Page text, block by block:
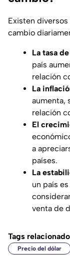
Existen
cambio
La tasa
país
relación
La
aumenta,
relación
El
a
países.
La
un país
venta de
Tags
Precio del dólar